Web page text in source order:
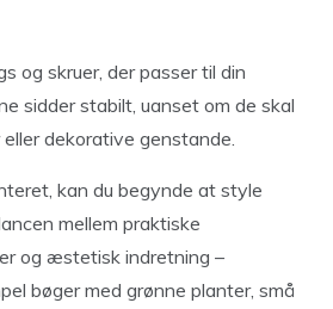
og skruer, der passer til din
sidder stabilt, uanset om de skal
dekorative genstande.
kan du begynde at style
mellem praktiske
og æstetisk indretning –
bøger med grønne planter, små